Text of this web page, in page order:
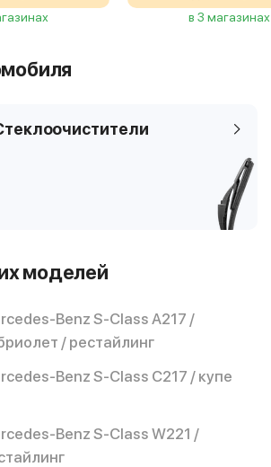
в 3 магазинах
моделей
Benz S-Class A217 /
/ рестайлинг
Benz S-Class C217 / купе
Benz S-Class W221 /